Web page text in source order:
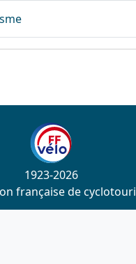
1923-2026
française de